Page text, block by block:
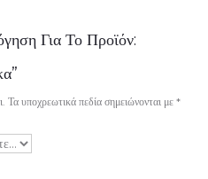
Για Το Προϊόν:
Τα υποχρεωτικά πεδία σημειώνονται με *